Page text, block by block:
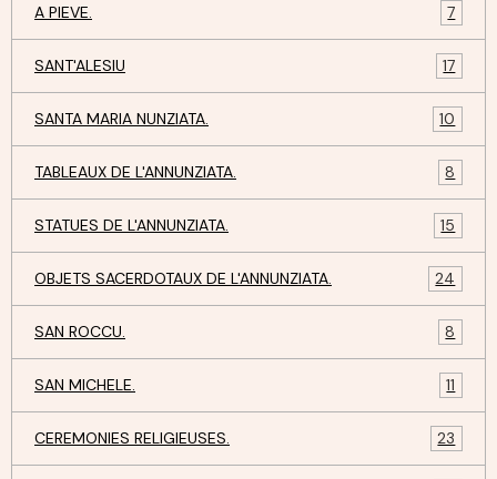
A PIEVE. 7
SANT'ALESIU 17
SANTA MARIA NUNZIATA. 10
TABLEAUX DE L'ANNUNZIATA. 8
STATUES DE L'ANNUNZIATA. 15
OBJETS SACERDOTAUX DE L'ANNUNZIATA. 24
SAN ROCCU. 8
SAN MICHELE. 11
CEREMONIES RELIGIEUSES. 23